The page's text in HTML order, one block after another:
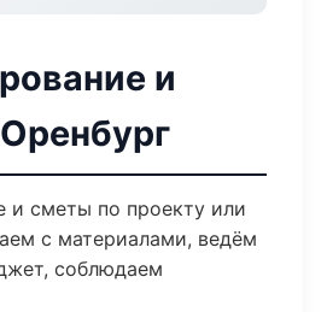
и
и сметы по проекту или
с материалами, ведём
соблюдаем